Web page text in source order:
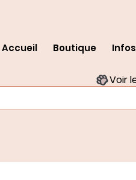
Accueil Boutique Infos